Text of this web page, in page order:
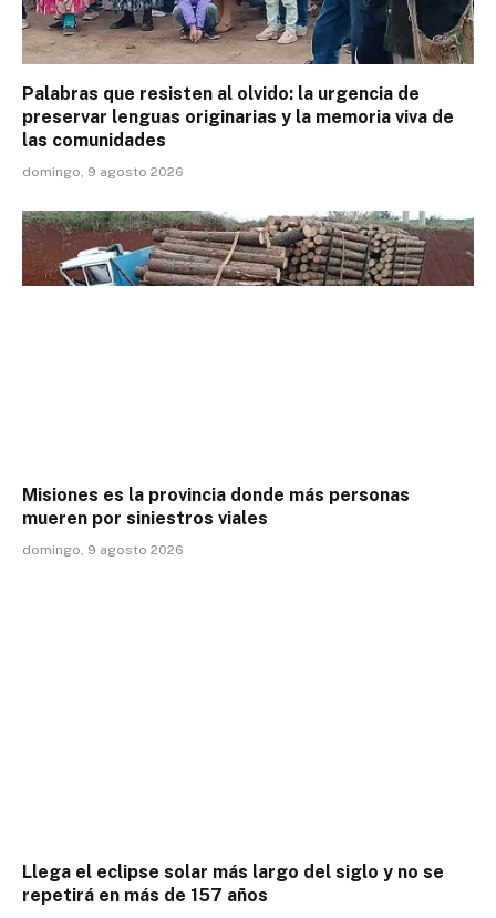
Palabras que resisten al olvido: la urgencia de
preservar lenguas originarias y la memoria viva de
las comunidades
domingo, 9 agosto 2026
Misiones es la provincia donde más personas
mueren por siniestros viales
domingo, 9 agosto 2026
Llega el eclipse solar más largo del siglo y no se
repetirá en más de 157 años